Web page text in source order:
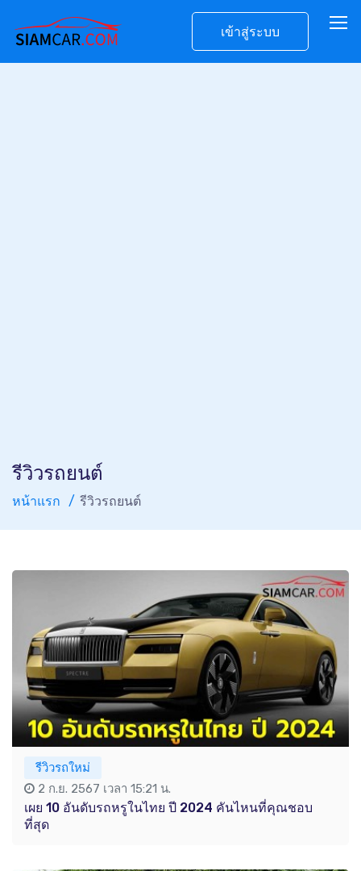
เข้าสู่ระบบ
รีวิวรถยนต์
หน้าแรก รีวิวรถยนต์
รีวิวรถใหม่
2 ก.ย. 2567 เวลา 15:21 น.
เผย 10 อันดับรถหรูในไทย ปี 2024 คันไหนที่คุณชอบ
ที่สุด